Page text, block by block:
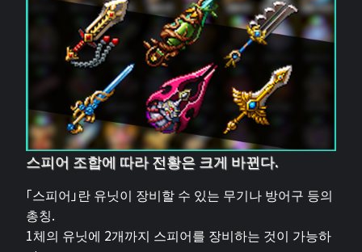
스피어 조합에 따라 전황은 크게 바뀐다.
「스피어」란 유닛이 장비할 수 있는 무기나 방어구 등의
총칭.
1체의 유닛에 2개까지 스피어를 장비하는 것이 가능하